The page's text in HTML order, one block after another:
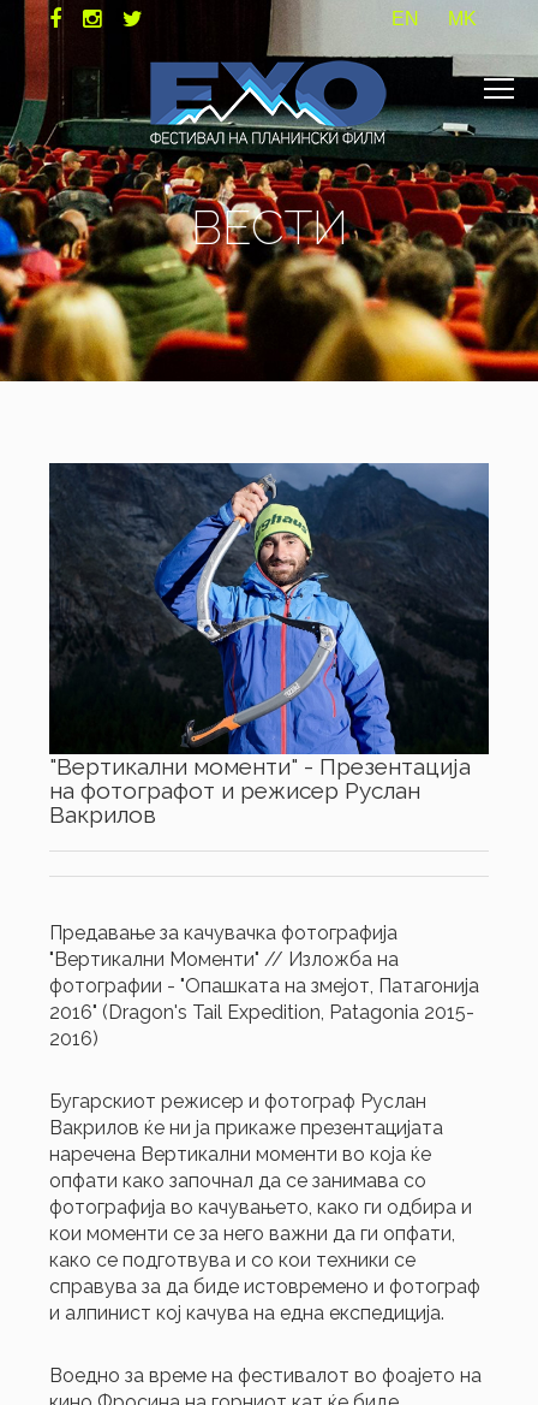
EN MK
ВЕСТИ
"Вертикални моменти" - Презентација
на фотографот и режисер Руслан
Вакрилов
Предавање за качувачка фотографија
"Вертикални Моменти" // Изложба на
фотографии - "Опашката на змејот, Патагонија
2016" (Dragon's Tail Expedition, Patagonia 2015-
2016)
Бугарскиот режисер и фотограф Руслан
Вакрилов ќе ни ја прикаже презентацијата
наречена Вертикални моменти во која ќе
опфати како започнал да се занимава со
фотографија во качувањето, како ги одбира и
кои моменти се за него важни да ги опфати,
како се подготвува и со кои техники се
справува за да биде истовремено и фотограф
и алпинист кој качува на една експедиција.
Воедно за време на фестивалот во фоајето на